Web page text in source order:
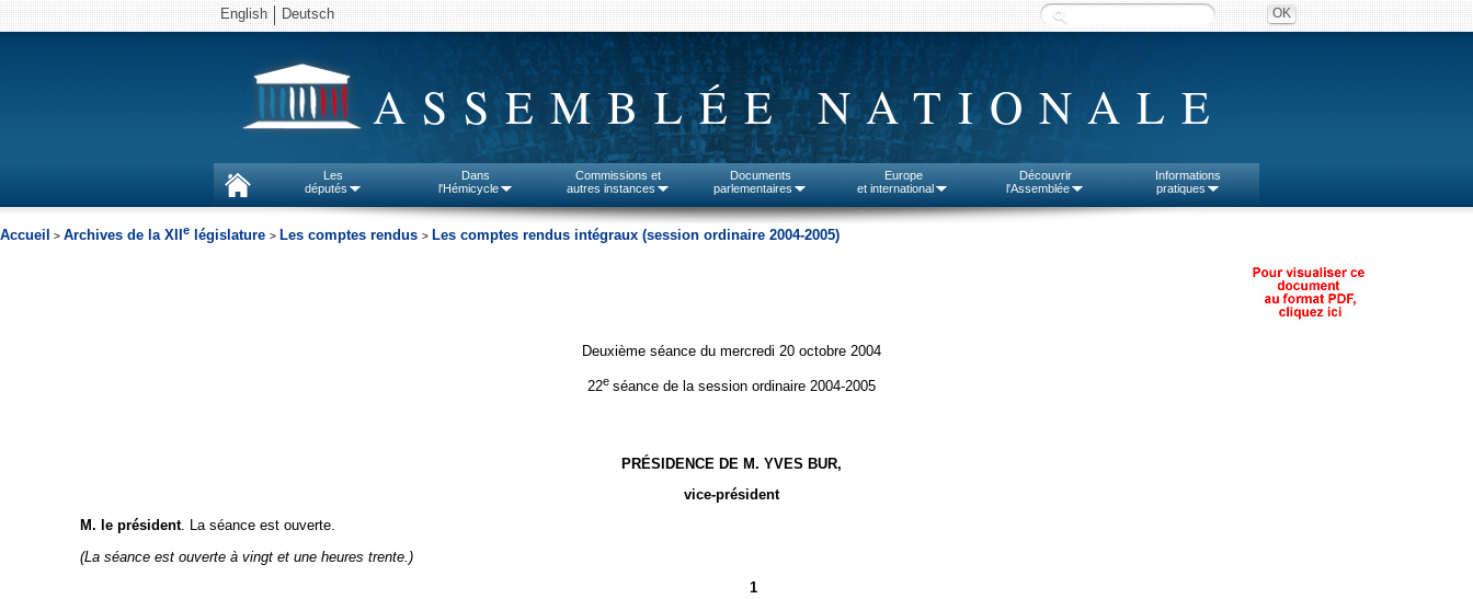
English Deutsch
ASSEMBLÉE NATIONALE
Les
députés
Dans
l'Hémicycle
Commissions et
autres instances
Documents
parlementaires
Europe
et international
Découvrir
l'Assemblée
Informations
pratiques
Accueil > Archives de la XII e législature > Les comptes rendus > Les comptes rendus intégraux (session ordinaire 2004-2005)
Deuxième séance du mercredi 20 octobre 2004
22e séance de la session ordinaire 2004-2005
PRÉSIDENCE DE M. YVES BUR,
vice-président
M. le président. La séance est ouverte.
(La séance est ouverte à vingt et une heures trente.)
1